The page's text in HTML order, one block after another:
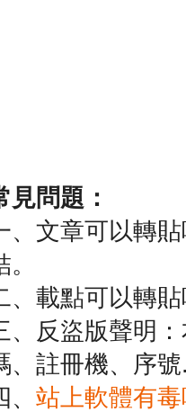
見問題：
、文章可以轉
。
、載點可以轉
、反盜版聲明
、註冊機、序
、 站上軟體有